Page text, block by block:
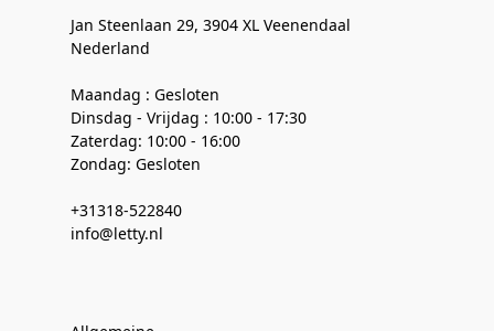
Jan Steenlaan 29, 3904 XL Veenendaal
Nederland
Maandag : Gesloten
Dinsdag - Vrijdag : 10:00 - 17:30
Zaterdag: 10:00 - 16:00
Zondag: Gesloten
+31318-522840
info@letty.nl